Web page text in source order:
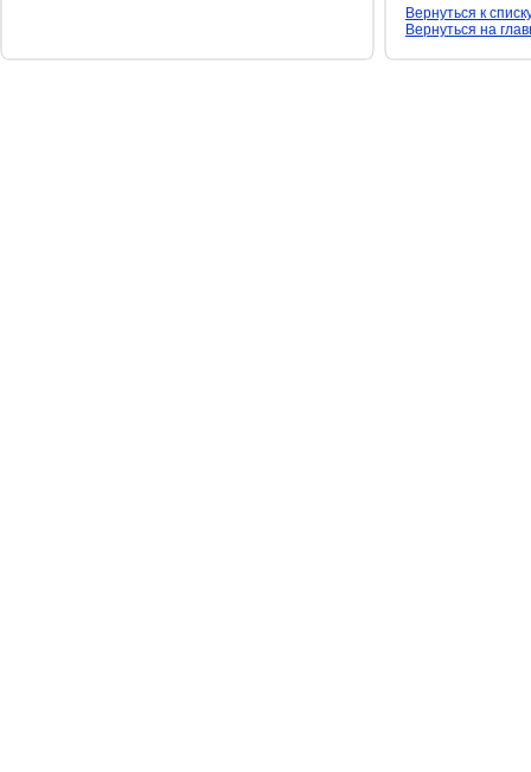
Вернуться к
Вернуться на